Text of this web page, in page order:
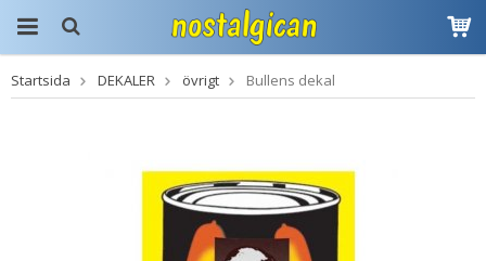
Produkten har blivit
tillagd i varukorgen
Startsida DEKALER övrigt Bullens dekal